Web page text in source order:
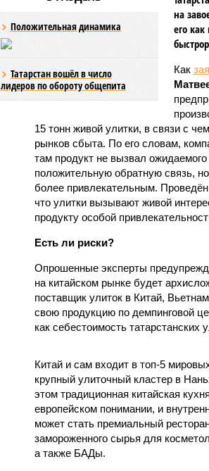
Положительная динамика
Татарстан вошёл в число
лидеров по обороту общепита
на
его
Как
15 тонн живой улитки, в связи с
рынков сбыта. По его словам,
там продукт не вызвал
положительную обратную связь,
более привлекательным.
что улитки вызывают живой
продукту особой
Есть ли риски?
Опрошенные эксперты
на китайском рынке будет
поставщик улиток в Китай,
свою продукцию по демпинговой
как себестоимость татарстанских
Китай и сам входит в топ-5
крупный улиточный кластер в
этом традиционная китайская
европейском понимании, и
может стать премиальный
замороженного сырья для
а также БАДы.